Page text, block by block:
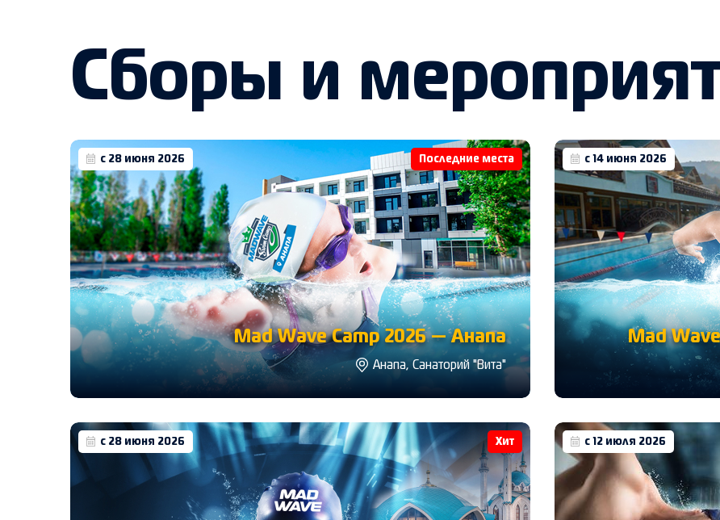
Сборы и
с 28 июня 2026 Последние места
Mad Wave Camp 2026 — Анапа
Анапа, Санаторий "Вита"
с 14 июня 2026
Mad
с 28 июня 2026 Хит с 12 июля 2026